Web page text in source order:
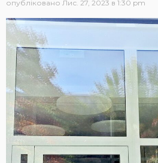
опубліковано Лис. 27, 2023 в 1:30 pm